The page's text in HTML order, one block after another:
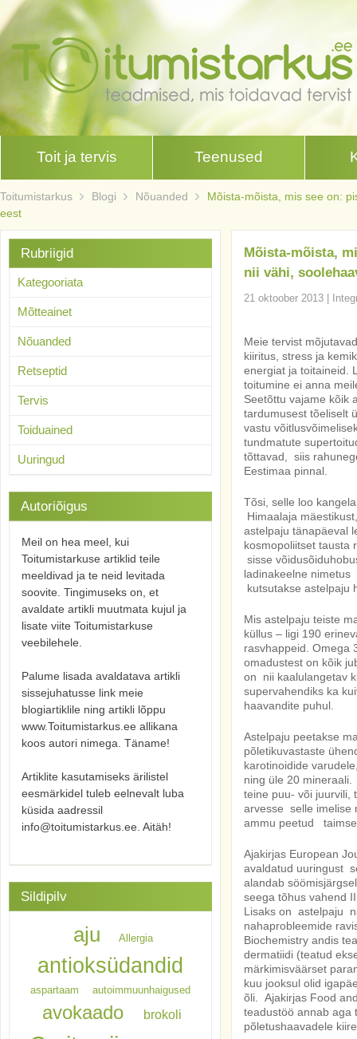
Toit ja tervis Teenused
Toitumistarkus Blogi Nõuanded
Mõista-mõista, mis see on:
eest
Mõista-mõista,
nii vähi,
21 oktoober 2013
Meie tervist
kiiritus, stress ja
energiat ja toitaineid.
toitumine ei anna
Seetõttu vajame kõik
tardumusest tõeliselt
vastu
tundmatute
tõttavad, siis
Eestimaa pinnal.
Tõsi, selle loo
Himaalaja
astelpaju tänapäeval
kosmopoliitset tausta
sisse
ladinakeelne nimetus
kutsutakse astelpaju
Mis astelpaju teiste
küllus – ligi 190
rasvhappeid. Omega
omadustest on kõik
on nii kaalulangetav
supervahendiks ka
haavandite puhul.
Astelpaju peetakse
põletikuvastaste
karotinoidide
ning üle 20
teine puu- või juurvili,
arvesse selle imelise
ammu peetud taimse
Ajakirjas European
avaldatud uuringust
alandab
seega tõhus vahend
Lisaks on astelpaju
nahaprobleemide
Biochemistry andis
dermatiidi (teatud
märkimisväärset
kuu jooksul olid
õli. Ajakirjas Food
teadustöö annab aga
põletushaavadele
Rubriigid
Kategooriata
Mõtteainet
Nõuanded
Retseptid
Tervis
Toiduained
Uuringud
Autoriõigus
Meil on hea meel, kui
Toitumistarkuse artiklid teile
meeldivad ja te neid levitada
soovite. Tingimuseks on, et
avaldate artikli muutmata kujul ja
lisate viite Toitumistarkuse
veebilehele.
Palume lisada avaldatava artikli
sissejuhatusse link meie
blogiartiklile ning artikli lõppu
www.Toitumistarkus.ee allikana
koos autori nimega. Täname!
Artiklite kasutamiseks ärilistel
eesmärkidel tuleb eelnevalt luba
küsida aadressil
info@toitumistarkus.ee. Aitäh!
Sildipilv
aju Allergia
antioksüdandid
aspartaam autoimmuunhaigused
avokaado brokoli